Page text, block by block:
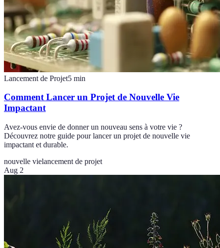
Lancement de Projet5 min
Comment Lancer un Projet de Nouvelle Vie
Impactant
Avez-vous envie de donner un nouveau sens à votre vie ?
Découvrez notre guide pour lancer un projet de nouvelle vie
impactant et durable.
nouvelle vielancement de projet
Aug 2